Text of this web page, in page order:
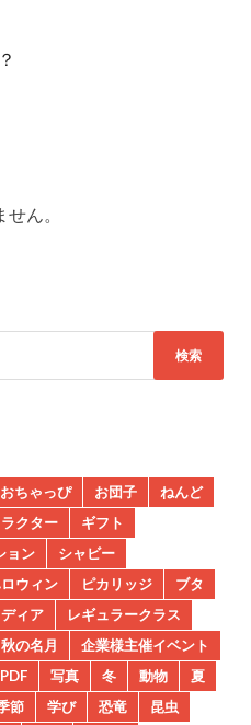
ん。
おちゃっぴ お団子
ねんど
クター
ギフト
ョン
シャビー
ウィン ピカリッジ
ブタ
ィア
レギュラークラス
の名月
企業様主催イベント
写真 冬 動物
夏
節 学び 恐竜
昆虫